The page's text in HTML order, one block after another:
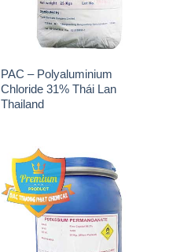
PAC – Polyaluminium
Chloride 31% Thái Lan
Thailand